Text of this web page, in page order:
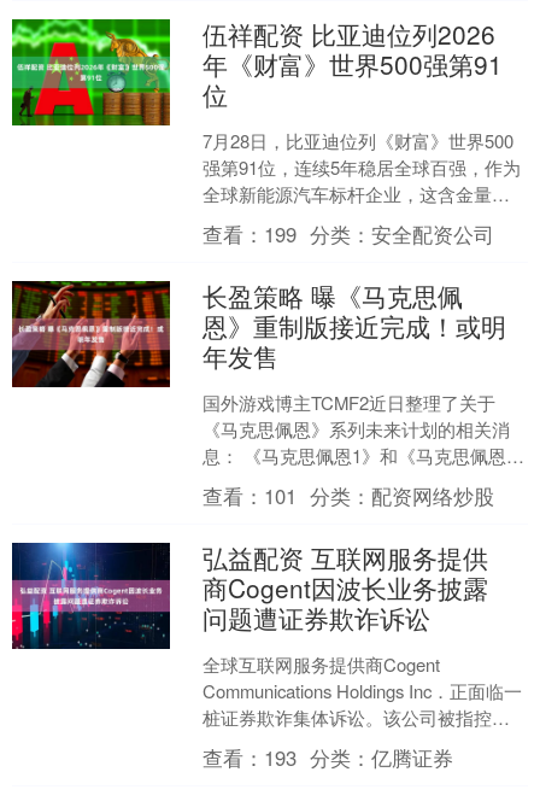
伍祥配资 比亚迪位列2026
年《财富》世界500强第91
位
7月28日，比亚迪位列《财富》世界500
强第91位，连续5年稳居全球百强，作为
全球新能源汽车标杆企业，这含金量真
的拉满了。 不仅2025年狂卖460万辆拿
下全球....
查看： 199 分类：安全配资公司
长盈策略 曝《马克思佩
恩》重制版接近完成！或明
年发售
国外游戏博主TCMF2近日整理了关于
《马克思佩恩》系列未来计划的相关消
息： 《马克思佩恩1》和《马克思佩恩
2》重制版目前正在开发中，且开发进度
已经接近完成。 有....
查看： 101 分类：配资网络炒股
弘益配资 互联网服务提供
商Cogent因波长业务披露
问题遭证券欺诈诉讼
全球互联网服务提供商Cogent
Communications Holdings Inc．正面临一
桩证券欺诈集体诉讼。该公司被指控在
2024年2月29日至202....
查看： 193 分类：亿腾证券